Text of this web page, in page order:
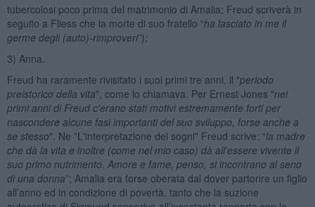
tubercolosi poco prima del matrimonio di Amalia; Freud scriverà in
seguito a Fliess che la morte di suo fratello “ha lasciato in me il
germe degli (auto)-rimproveri”);
3) Anna.
Freud ha raramente rivisitato i suoi primi tre anni, il "periodo
preistorico della vita", come lo chiamava. Per Ernest Jones "nei
primi anni di Freud c'erano stati motivi estremamente forti per
nascondere alcune fasi importanti del suo sviluppo, forse anche a
se stesso". Ne ”L'interpretazione dei sogni” Freud scrive: “la madre
che dà la vita e inoltre (come nel mio caso) dà all'essere vivente il
suo primo nutrimento. Amore e fame, penso, si incontrano al seno
di una donna”; Amalia era forse oberata dal dover partorire un figlio
all’anno ed in condizione di povertà, tanto che la suzione